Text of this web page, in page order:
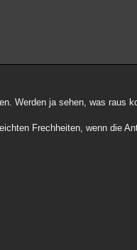
Werden ja sehen, was raus
Frechheiten, wenn die